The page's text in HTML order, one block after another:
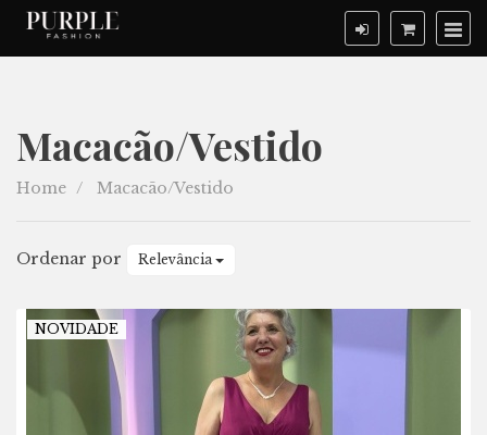
Macacão/Vestido
Macacão/Vestido
Home Macacão/Vestido
Ordenar por Relevância
NOVIDADE